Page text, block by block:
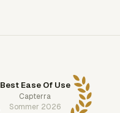
Best Ease Of Use
Capterra
Sommer 2026